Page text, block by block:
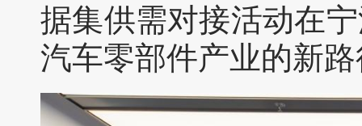
据集供需对接活动在
汽车零部件产业的新